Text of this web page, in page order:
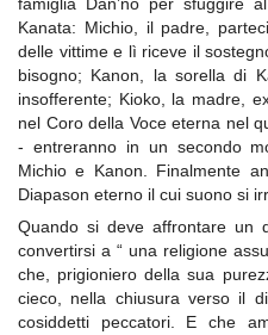
Kanata: Michio, il padre,
delle vittime e lì riceve il
bisogno; Kanon, la sorella di
insofferente; Kioko, la madre,
nel Coro della Voce eterna nel
- entreranno in un secondo
Michio e Kanon. Finalmente
Diapason eterno il cui suono si
Quando si deve affrontare un
convertirsi a “ una religione
che, prigioniero della sua
cieco, nella chiusura verso il
cosiddetti peccatori. E che